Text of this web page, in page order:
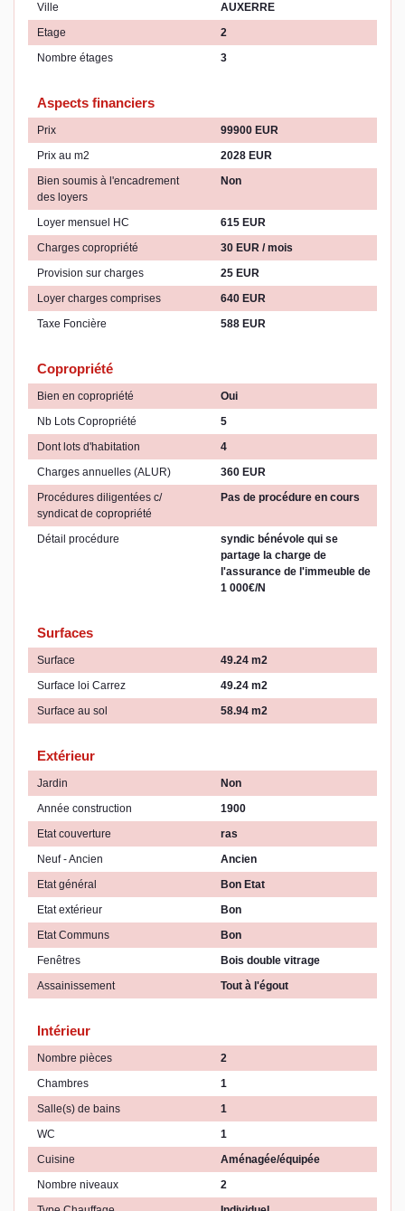
Ville
AUXERRE
Etage
2
Nombre étages
3
Aspects financiers
Prix
99900 EUR
Prix au m2
2028 EUR
Bien soumis à l'encadrement
des loyers
Non
Loyer mensuel HC
615 EUR
Charges copropriété
30 EUR / mois
Provision sur charges
25 EUR
Loyer charges comprises
640 EUR
Taxe Foncière
588 EUR
Copropriété
Bien en copropriété
Oui
Nb Lots Copropriété
5
Dont lots d'habitation
4
Charges annuelles (ALUR)
360 EUR
Procédures diligentées c/
syndicat de copropriété
Pas de procédure en cours
Détail procédure
syndic bénévole qui se
partage la charge de
l'assurance de l'immeuble de
1 000€/N
Surfaces
Surface
49.24 m2
Surface loi Carrez
49.24 m2
Surface au sol
58.94 m2
Extérieur
Jardin
Non
Année construction
1900
Etat couverture
ras
Neuf - Ancien
Ancien
Etat général
Bon Etat
Etat extérieur
Bon
Etat Communs
Bon
Fenêtres
Bois double vitrage
Assainissement
Tout à l'égout
Intérieur
Nombre pièces
2
Chambres
1
Salle(s) de bains
1
WC
1
Cuisine
Aménagée/équipée
Nombre niveaux
2